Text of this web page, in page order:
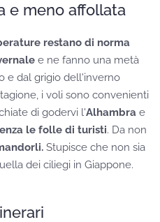
e meno affollata
restano di norma
e ne fanno una metà
e dal grigio dell'inverno
i voli sono convenienti
di godervi l'Alhambra e
le folle di turisti. Da non
Stupisce che non sia
dei ciliegi in Giappone.